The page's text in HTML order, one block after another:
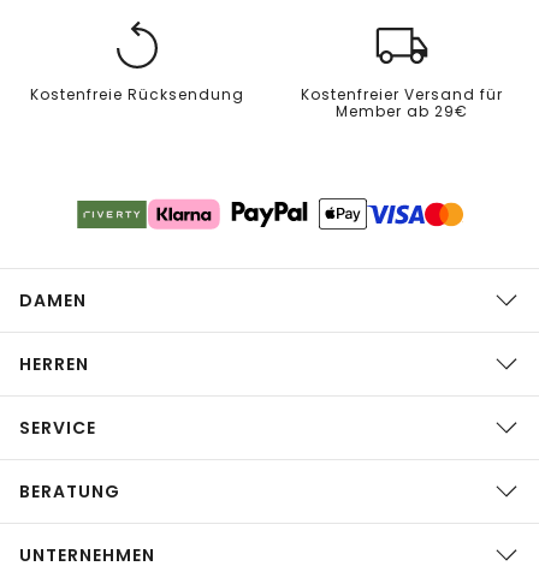
Kostenfreie Rücksendung
Kostenfreier Versand für
Member ab 29€
DAMEN
HERREN
SERVICE
BERATUNG
UNTERNEHMEN